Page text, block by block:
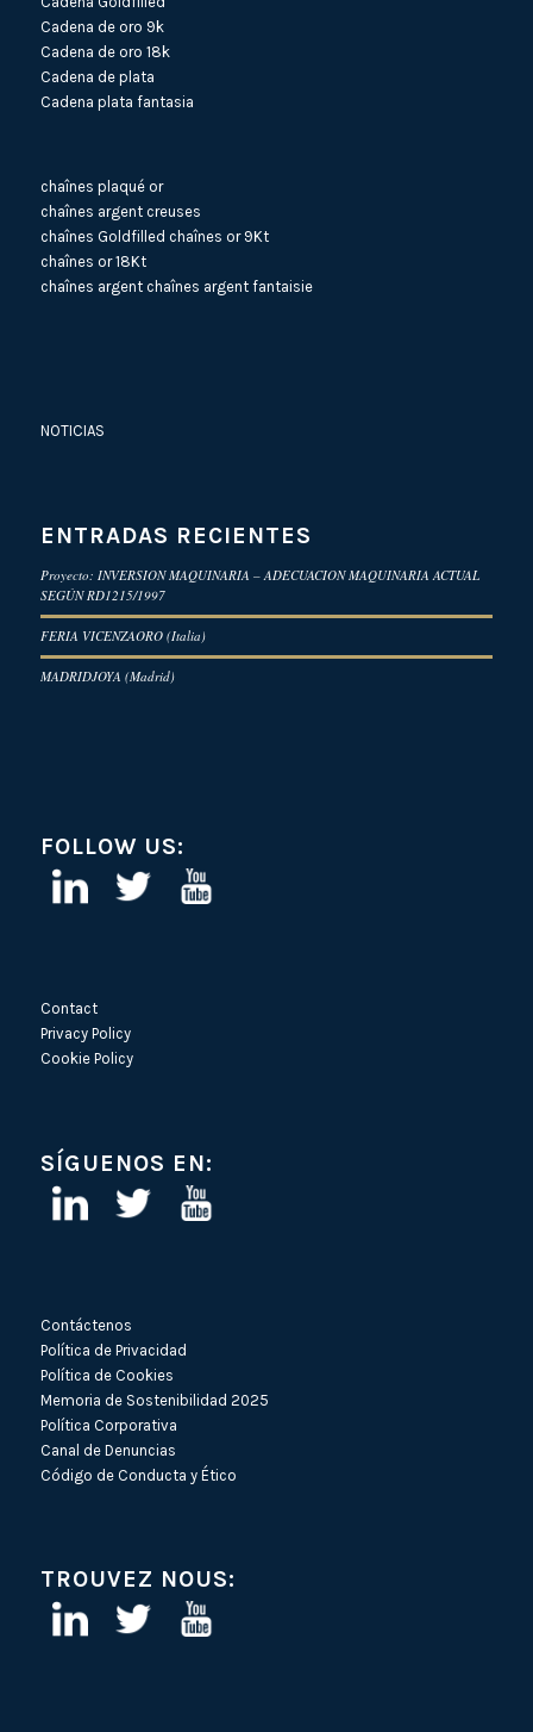
Cadena de oro 9k
Cadena de oro 18k
Cadena de plata
Cadena plata fantasia
chaînes plaqué or
chaînes argent creuses
chaînes Goldfilled chaînes or 9Kt
chaînes or 18Kt
chaînes argent chaînes argent fantaisie
NOTICIAS
ENTRADAS RECIENTES
Proyecto: INVERSION MAQUINARIA – ADECUACION MAQUINARIA ACTUAL
SEGÚN RD1215/1997
FERIA VICENZAORO (Italia)
MADRIDJOYA (Madrid)
FOLLOW US:
Contact
Privacy Policy
Cookie Policy
SÍGUENOS EN:
Contáctenos
Política de Privacidad
Política de Cookies
Memoria de Sostenibilidad 2025
Política Corporativa
Canal de Denuncias
Código de Conducta y Ético
TROUVEZ NOUS: